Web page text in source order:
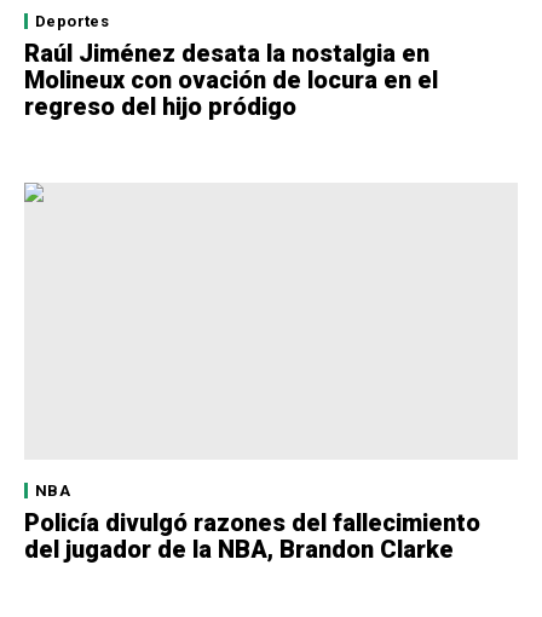
Deportes
Raúl Jiménez desata la nostalgia en
Molineux con ovación de locura en el
regreso del hijo pródigo
NBA
Policía divulgó razones del fallecimiento
del jugador de la NBA, Brandon Clarke